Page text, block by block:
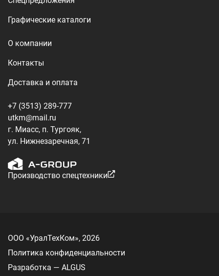
Производство спецтехники
ООО «УралТехКом», 2026
Разработка — ALGUS